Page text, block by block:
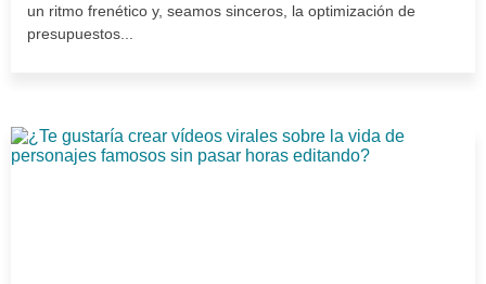
un ritmo frenético y, seamos sinceros, la optimización de
presupuestos...